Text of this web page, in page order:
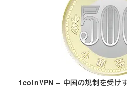
1coinVPN – 中国の規制を受け